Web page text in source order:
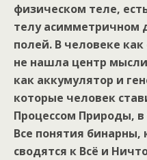
физическом теле,
телу асимметричном
полей. В человеке
не нашла центр
как аккумулятор и
которые человек
Процессом Природы,
Все понятия бинарны,
сводятся к Всё и